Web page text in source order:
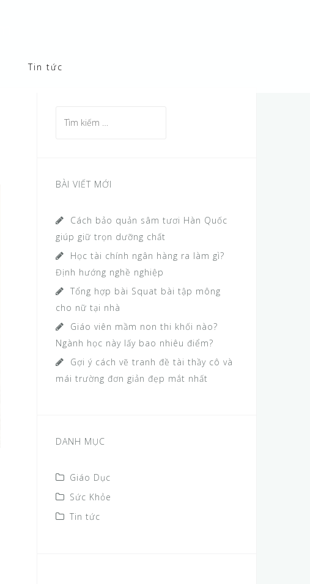
Tin tức
c
h
o
:
BÀI VIẾT MỚI
Cách bảo quản sâm tươi Hàn Quốc
giúp giữ trọn dưỡng chất
Học tài chính ngân hàng ra làm gì?
Định hướng nghề nghiệp
Tổng hợp bài Squat bài tập mông
cho nữ tại nhà
Giáo viên mầm non thi khối nào?
Ngành học này lấy bao nhiêu điểm?
Gợi ý cách vẽ tranh đề tài thầy cô và
mái trường đơn giản đẹp mắt nhất
DANH MỤC
Giáo Dục
Sức Khỏe
Tin tức